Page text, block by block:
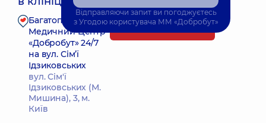
Багатопрофільний
Медичний Центр
«Добробут» 24/7
на вул. Сім’ї
Ідзиковських
вул. Сім'ї
Ідзиковських (М.
Мишина), 3, м.
Київ
Запис до лікаря
Відправляючи запит ви погоджуєтесь
з Угодою користувача ММ «Добробут»